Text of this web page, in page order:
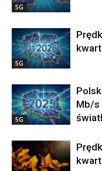
5G
5G
5G
Mb/s